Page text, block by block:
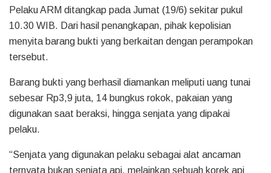
Pelaku ARM ditangkap pada Jumat (19/6) sekitar pukul
10.30 WIB. Dari hasil penangkapan, pihak kepolisian
menyita barang bukti yang berkaitan dengan perampokan
tersebut.
Barang bukti yang berhasil diamankan meliputi uang tunai
sebesar Rp3,9 juta, 14 bungkus rokok, pakaian yang
digunakan saat beraksi, hingga senjata yang dipakai
pelaku.
“Senjata yang digunakan pelaku sebagai alat ancaman
ternyata bukan senjata api, melainkan sebuah korek api